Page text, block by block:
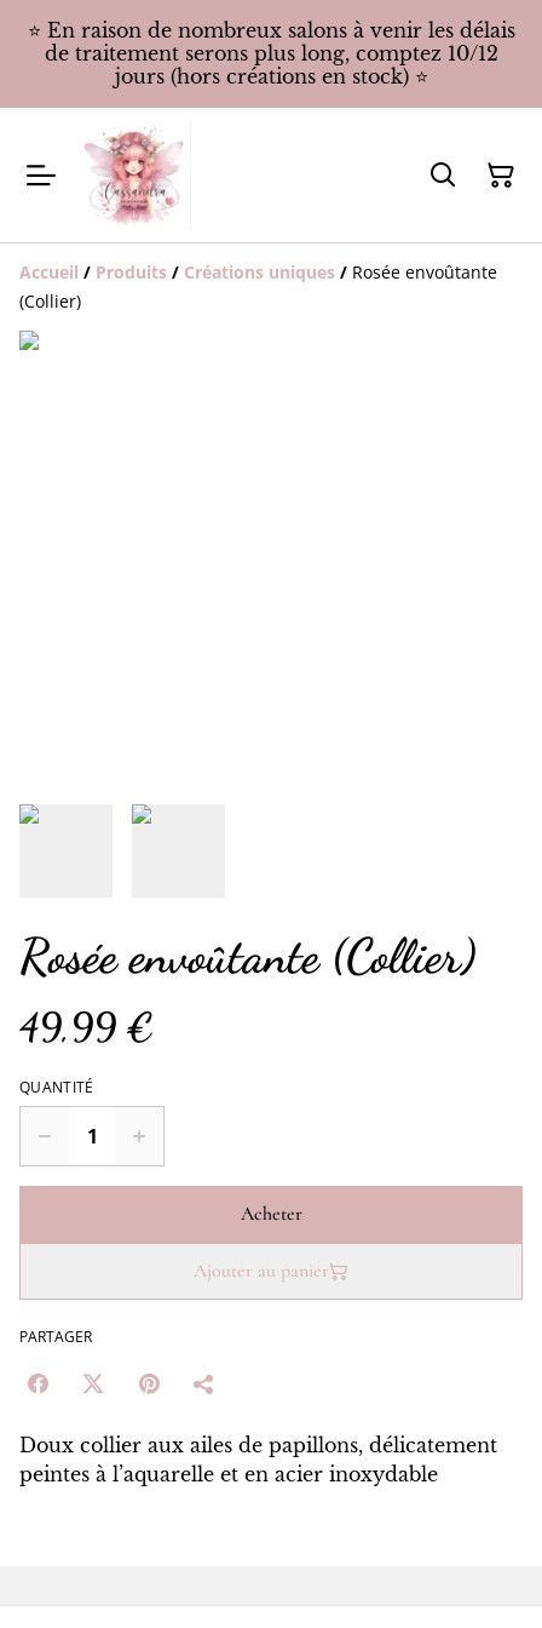
⭐️ En raison de nombreux salons à venir les délais
de traitement serons plus long, comptez 10/12
jours (hors créations en stock) ⭐️
Accueil / Produits / Créations uniques / Rosée envoûtante
(Collier)
Rosée envoûtante (Collier)
49,99 €
QUANTITÉ
Acheter
Ajouter au panier
PARTAGER
Doux collier aux ailes de papillons, délicatement
peintes à l’aquarelle et en acier inoxydable